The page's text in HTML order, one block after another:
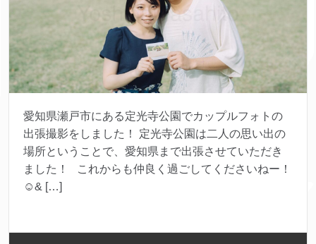
愛知県瀬戸市にある定光寺公園でカップルフォトの
出張撮影をしました！ 定光寺公園は二人の思い出の
場所ということで、愛知県まで出張させていただき
ました！ これからも仲良く過ごしてくださいねー！
☺& […]